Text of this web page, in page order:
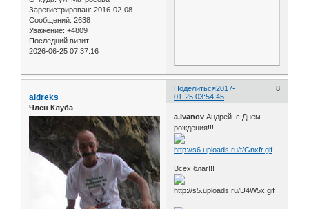
Зарегистрирован: 2016-02-08
Сообщений: 2638
Уважение: +4809
Последний визит:
2026-06-25 07:37:16
Поделиться 8
2017-
01-25 03:54:45
aldreks
Член Клуба
a.ivanov Андрей ,с Днем
рождения!!!
Всех благ!!!